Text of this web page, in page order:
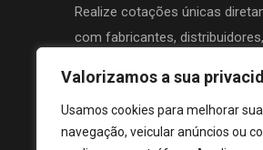
Valorizamos a sua
Usamos cookies para melhorar
navegação, veicular anúncios ou
Realize cotações únicas
com fabricantes,
propostas sem nenhum custo!